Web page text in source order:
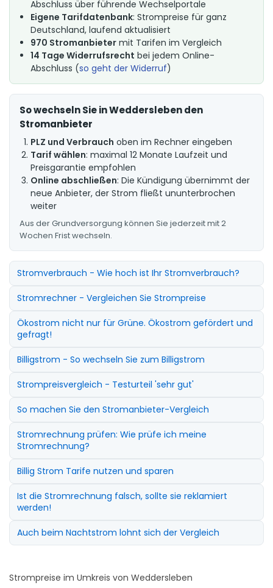
Abschluss über führende Wechselportale
Eigene Tarifdatenbank: Strompreise für ganz
Deutschland, laufend aktualisiert
970 Stromanbieter mit Tarifen im Vergleich
14 Tage Widerrufsrecht bei jedem Online-
Abschluss (so geht der Widerruf)
So wechseln Sie in Weddersleben den
Stromanbieter
PLZ und Verbrauch oben im Rechner eingeben
Tarif wählen: maximal 12 Monate Laufzeit und
Preisgarantie empfohlen
Online abschließen: Die Kündigung übernimmt der
neue Anbieter, der Strom fließt ununterbrochen
weiter
Aus der Grundversorgung können Sie jederzeit mit 2
Wochen Frist wechseln.
Stromverbrauch - Wie hoch ist Ihr Stromverbrauch?
Stromrechner - Vergleichen Sie Strompreise
Ökostrom nicht nur für Grüne. Ökostrom gefördert und
gefragt!
Billigstrom - So wechseln Sie zum Billigstrom
Strompreisvergleich - Testurteil 'sehr gut'
So machen Sie den Stromanbieter-Vergleich
Stromrechnung prüfen: Wie prüfe ich meine
Stromrechnung?
Billig Strom Tarife nutzen und sparen
Ist die Stromrechnung falsch, sollte sie reklamiert
werden!
Auch beim Nachtstrom lohnt sich der Vergleich
Strompreise im Umkreis von Weddersleben